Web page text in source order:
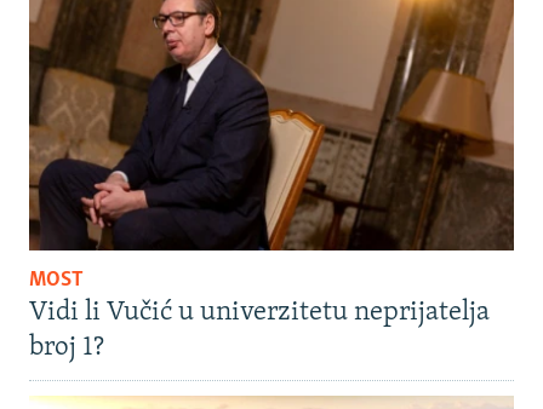
MOST
Vidi li Vučić u univerzitetu neprijatelja
broj 1?